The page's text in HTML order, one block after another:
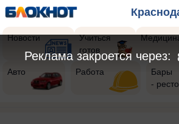
Новости
Учиться
готов
Авто Работа
Бары
-
Реклама закроется через: